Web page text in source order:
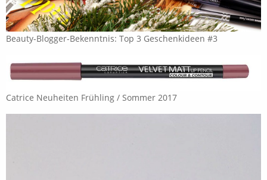
Beauty-Blogger-Bekenntnis: Top 3 Geschenkideen #3
Catrice Neuheiten Frühling / Sommer 2017